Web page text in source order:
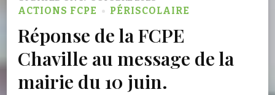
ACTIONS FCPE
PÉRISCOLAIRE
Réponse de la FCPE
Chaville au message de la
mairie du 10 juin.